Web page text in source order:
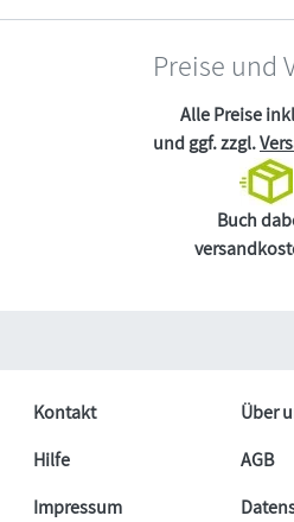
Preise und
Alle Preise
und ggf. zzgl.
Buch
Kontakt
Über
Hilfe
AGB
Impressum